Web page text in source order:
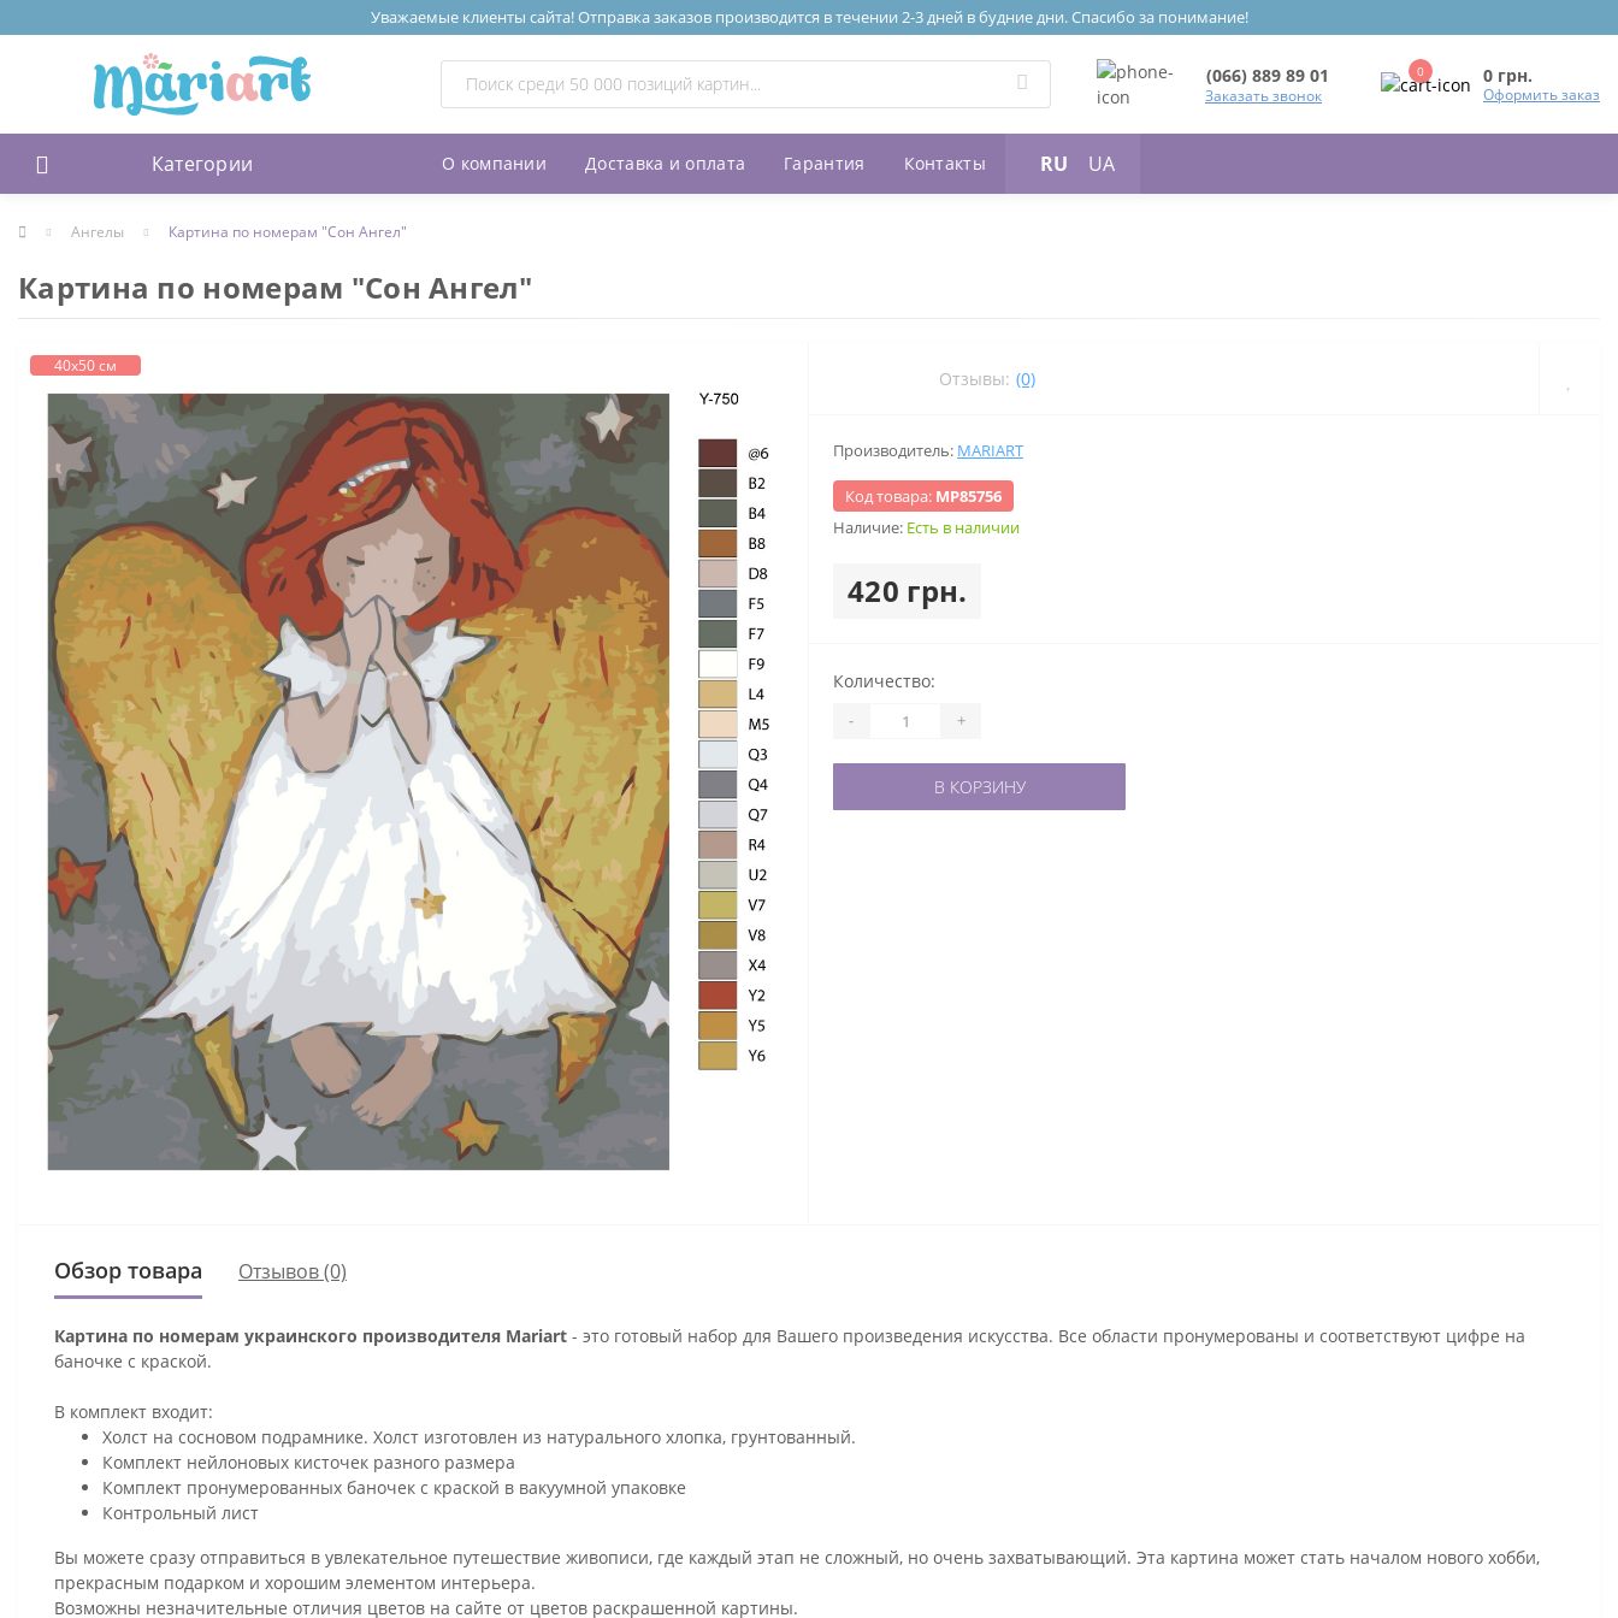
Уважаемые клиенты сайта! Отправка заказов производится в течении 2-3 дней в будние дни. Спасибо за понимание!
(066) 889 89 01
Заказать звонок
0 0 грн.
Оформить заказ
Категории О компании Доставка и оплата Гарантия Контакты RU UA
Ангелы Картина по номерам "Сон Ангел"
Картина по номерам "Сон Ангел"
40х50 см
Отзывы: (0)
Производитель: MARIART
Код товара: МР85756
Наличие: Есть в наличии
420 грн.
Количество:
- +
В КОРЗИНУ
Обзор товара Отзывов (0)
Картина по номерам украинского производителя Mariart - это готовый набор для Вашего произведения искусства. Все области пронумерованы и соответствуют цифре на
баночке с краской.
В комплект входит:
Холст на сосновом подрамнике. Холст изготовлен из натурального хлопка, грунтованный.
Комплект нейлоновых кисточек разного размера
Комплект пронумерованных баночек с краской в вакуумной упаковке
Контрольный лист
Вы можете сразу отправиться в увлекательное путешествие живописи, где каждый этап не сложный, но очень захватывающий. Эта картина может стать началом нового хобби,
прекрасным подарком и хорошим элементом интерьера.
Возможны незначительные отличия цветов на сайте от цветов раскрашенной картины.